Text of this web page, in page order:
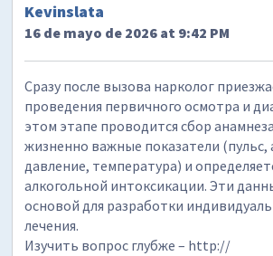
Kevinslata
16 de mayo de 2026 at 9:42 PM
Сразу после вызова нарколог
проведения первичного осмотра и
этом этапе проводится сбор
жизненно важные показатели (пульс,
давление, температура) и
алкогольной интоксикации. Эти
основой для разработки
лечения.
Изучить вопрос глубже – http://